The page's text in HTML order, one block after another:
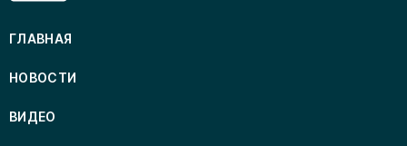
ГЛАВНАЯ
НОВОСТИ
ВИДЕО